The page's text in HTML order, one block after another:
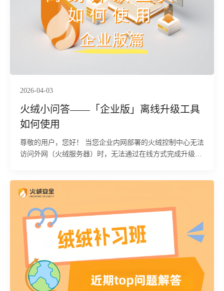
2026-04-03
火绒小问答——「企业版」离线升级工具
如何使用
尊敬的用户，您好！ 当您企业内网部署的火绒控制中心无法
访问外网（火绒服务器）时，无法通过在线方式完成升级、
以下手动获取升级包、病毒库、补丁并完成内网控制中心升
级、授权激活与替换更新的详细操作流程，如有疑问可参考
文末联系方式咨询我们。